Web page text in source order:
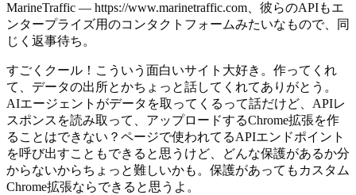
MarineTraffic — https://www.marinetraffic.com、彼らのAPIもエ
ンタープライズ用のコンタクトフォームみたいなもので、同
じく返事待ち。
すごくクール！こういう面白いサイト大好き。作ってくれ
て、データの出所とかちょっと話してくれてありがとう。
AIエージェントがデータを取ってくるって話だけど、APIレ
スポンスを読み取って、アップロードするChrome拡張を作
ることはできない？ページで使われてるAPIエンドポイント
を呼び出すこともできると思うけど、どんな保護があるか分
からないからちょっと難しいかも。保護があってもカスタム
Chrome拡張ならできると思うよ。